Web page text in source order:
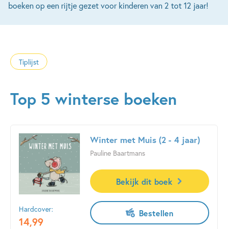
boeken op een rijtje gezet voor kinderen van 2 tot 12 jaar!
Tiplijst
Top 5 winterse boeken
Hardcover:
14,99
Winter met Muis (2 - 4 jaar)
Pauline Baartmans
Bekijk dit boek
Bestellen